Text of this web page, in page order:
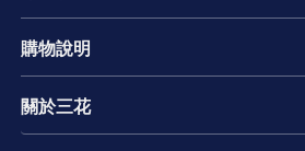
購物說明
關於三花